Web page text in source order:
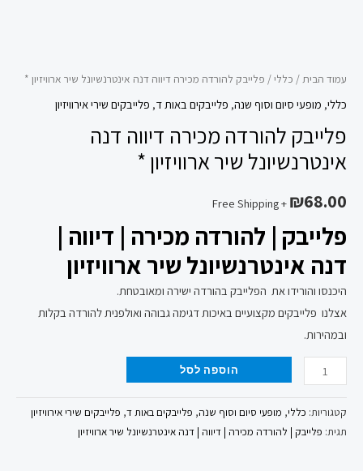
עמוד הבית/ כללי/ פלייבק להורדה מכירה דיווה דנה אינטרנשיונל שיר ארוויזיון *
כללי, מופעי סיום וסוף שנה, פלייבקים באות ד, פלייבקים שירי אירוויזיון
פלייבק להורדה מכירה דיווה דנה
אינטרנשיונל שיר ארוויזיון *
₪68.00
+ Free Shipping
פלייבק | להורדה מכירה | דיווה |
דנה אינטרנשיונל שיר ארוויזיון
היכנסו והורידו את הפלייבק בהורדה ישירה ומאובטחת.
אצלנו פלייבקים מקצועיים באיכות דגימה גבוהה ואולפנית להורדה בקלות
ובמהירות.
הוספה לסל
קטגוריות: כללי, מופעי סיום וסוף שנה, פלייבקים באות ד, פלייבקים שירי אירוויזיון
תגית: פלייבק | להורדה מכירה | דיווה | דנה אינטרנשיונל שיר ארוויזיון